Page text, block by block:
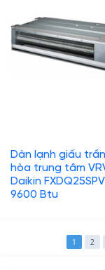
Dàn lạnh giấu
hòa trung tâm
Daikin
9600 Btu
1 2